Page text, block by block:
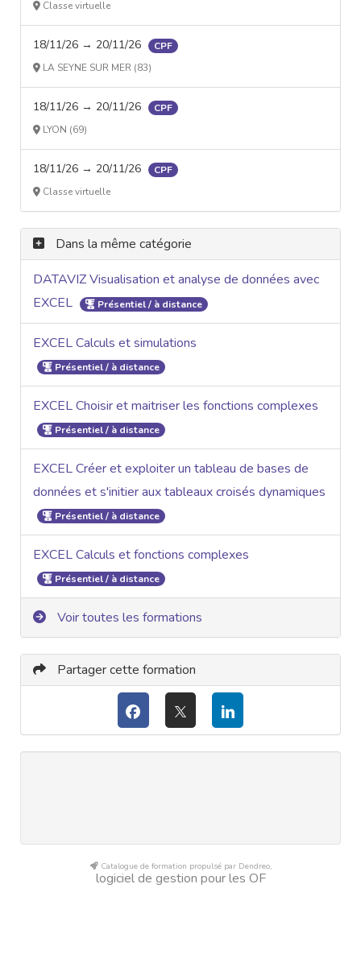
Classe virtuelle
18/11/26 → 20/11/26
CPF
LA SEYNE SUR MER (83)
18/11/26 → 20/11/26
CPF
LYON (69)
18/11/26 → 20/11/26
CPF
Classe virtuelle
Dans la même catégorie
DATAVIZ Visualisation et analyse de données avec
EXCEL
Présentiel / à distance
EXCEL Calculs et simulations
Présentiel / à distance
EXCEL Choisir et maitriser les fonctions complexes
Présentiel / à distance
EXCEL Créer et exploiter un tableau de bases de
données et s'initier aux tableaux croisés dynamiques
Présentiel / à distance
EXCEL Calculs et fonctions complexes
Présentiel / à distance
Voir toutes les formations
Partager cette formation
Catalogue de formation propulsé par Dendreo,
logiciel de gestion pour les OF